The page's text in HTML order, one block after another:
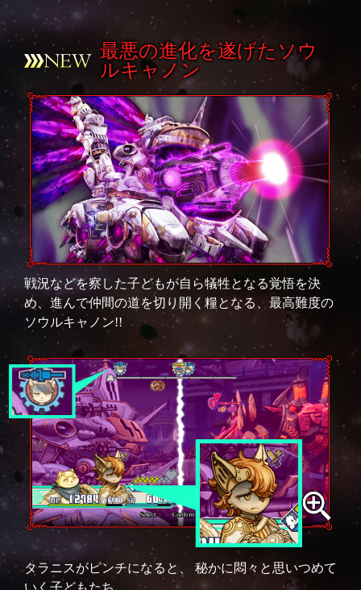
最悪の進化を遂げたソウ
ルキャノン
戦況などを察した子どもが自ら犠牲となる覚悟を決
め、進んで仲間の道を切り開く糧となる、最高難度の
ソウルキャノン!!
タラニスがピンチになると、 秘かに悶々と思いつめて
いく子どもたち